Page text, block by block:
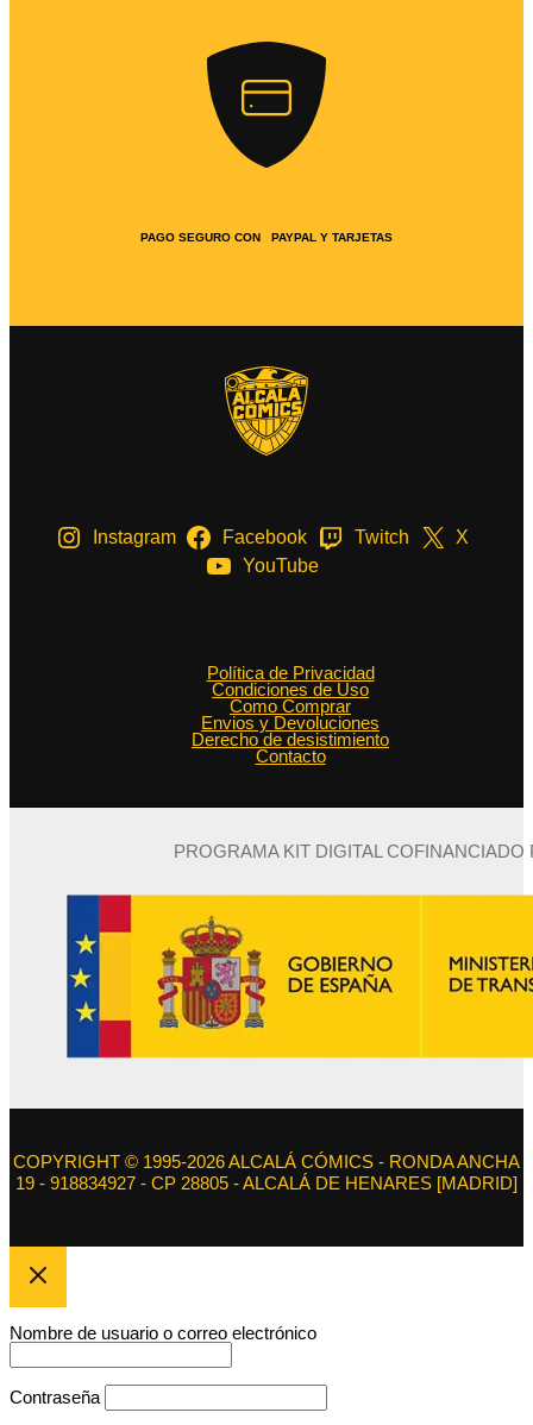
PAGO SEGURO CON PAYPAL Y TARJETAS
Instagram Facebook Twitch
X
YouTube
Política de Privacidad
Condiciones de Uso
Como Comprar
Envios y Devoluciones
Derecho de desistimiento
Contacto
PROGRAMA KIT DIGITAL
COPYRIGHT © 1995-2026 ALCALÁ CÓMICS - RONDA ANCHA
19 - 918834927 - CP 28805 - ALCALÁ DE HENARES [MADRID]
Nombre de usuario o correo electrónico
Contraseña